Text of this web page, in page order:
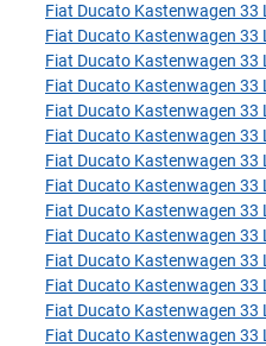
Fiat Ducato Kastenwagen 33
Fiat Ducato Kastenwagen 33
Fiat Ducato Kastenwagen 33
Fiat Ducato Kastenwagen 33
Fiat Ducato Kastenwagen 33
Fiat Ducato Kastenwagen 33
Fiat Ducato Kastenwagen 33
Fiat Ducato Kastenwagen 33
Fiat Ducato Kastenwagen
Fiat Ducato Kastenwagen 33
Fiat Ducato Kastenwagen 33
Fiat Ducato Kastenwagen 33
Fiat Ducato Kastenwagen 33
Fiat Ducato Kastenwagen 33